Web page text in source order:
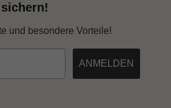
und besondere Vorteile!
ANMELDEN